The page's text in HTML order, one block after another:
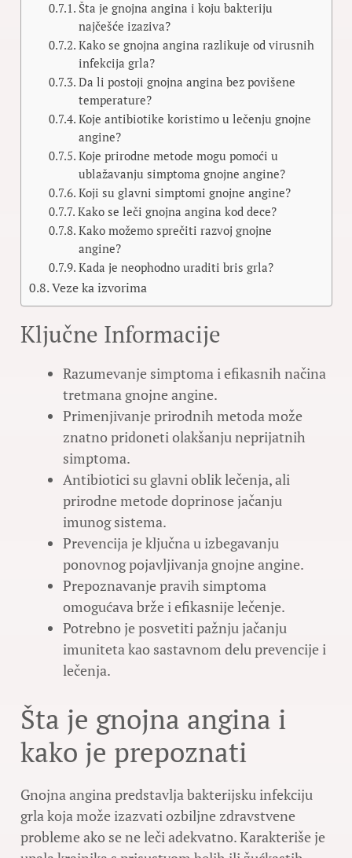
Šta je gnojna angina i koju bakteriju
najčešće izaziva?
Kako se gnojna angina razlikuje od virusnih
infekcija grla?
Da li postoji gnojna angina bez povišene
temperature?
Koje antibiotike koristimo u lečenju gnojne
angine?
Koje prirodne metode mogu pomoći u
ublažavanju simptoma gnojne angine?
Koji su glavni simptomi gnojne angine?
Kako se leči gnojna angina kod dece?
Kako možemo sprečiti razvoj gnojne
angine?
Kada je neophodno uraditi bris grla?
Veze ka izvorima
Ključne Informacije
Razumevanje simptoma i efikasnih načina
tretmana gnojne angine.
Primenjivanje prirodnih metoda može
znatno pridoneti olakšanju neprijatnih
simptoma.
Antibiotici su glavni oblik lečenja, ali
prirodne metode doprinose jačanju
imunog sistema.
Prevencija je ključna u izbegavanju
ponovnog pojavljivanja gnojne angine.
Prepoznavanje pravih simptoma
omogućava brže i efikasnije lečenje.
Potrebno je posvetiti pažnju jačanju
imuniteta kao sastavnom delu prevencije i
lečenja.
Šta je gnojna angina i
kako je prepoznati
Gnojna angina predstavlja bakterijsku infekciju
grla koja može izazvati ozbiljne zdravstvene
probleme ako se ne leči adekvatno. Karakteriše je